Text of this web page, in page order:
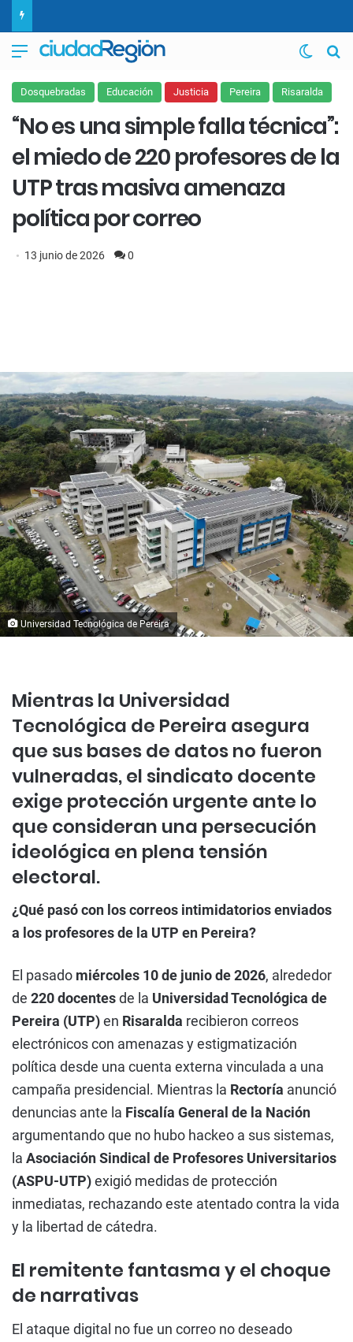
Menú
Dosquebradas Educación Justicia Pereira Risaralda
“No es una simple falla técnica”:
el miedo de 220 profesores de la
UTP tras masiva amenaza
política por correo
13 junio de 2026 0
Universidad Tecnológica de Pereira
Mientras la Universidad
Tecnológica de Pereira asegura
que sus bases de datos no fueron
vulneradas, el sindicato docente
exige protección urgente ante lo
que consideran una persecución
ideológica en plena tensión
electoral.
¿Qué pasó con los correos intimidatorios enviados
a los profesores de la UTP en Pereira?
El pasado miércoles 10 de junio de 2026, alrededor
de 220 docentesde la Universidad Tecnológica de
Pereira (UTP)en Risaralda recibieron correos
electrónicos con amenazas y estigmatización
política desde una cuenta externa vinculada a una
campaña presidencial. Mientras la Rectoría anunció
denuncias ante la Fiscalía General de la Nación
argumentando que no hubo hackeo a sus sistemas,
la Asociación Sindical de Profesores Universitarios
(ASPU-UTP)exigió medidas de protección
inmediatas, rechazando este atentado contra la vida
y la libertad de cátedra.
El remitente fantasma y el choque
de narrativas
El ataque digital no fue un correo no deseado